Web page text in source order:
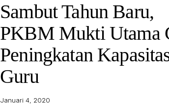
Sambut Tahun Baru,
PKBM Mukti Utama
Peningkatan
Guru
Januari 4, 2020